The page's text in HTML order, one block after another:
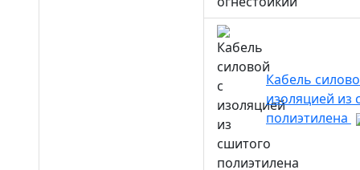
Кабель
изоляцией из
полиэтилена